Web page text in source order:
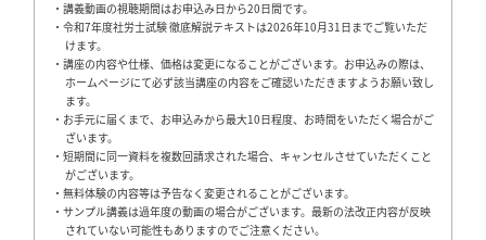
・講義動画の視聴期間はお申込み日から20日間です。
・令和7年度社労士試験 徹底解説テキストは2026年10月31日までご覧いただ
けます。
・講座の内容や仕様、価格は変更になることがございます。お申込みの際は、
ホームページにて必ず該当講座の内容をご確認いただきますようお願い致し
ます。
・お手元に届くまで、お申込みから最大10日程度、お時間をいただく場合がご
ざいます。
・短期間に同一資料を複数回請求された場合、キャンセルさせていただくこと
がございます。
・無料体験の内容等は予告なく変更されることがございます。
・サンプル講義は過年度の動画の場合がございます。最新の法改正内容が反映
されていない可能性もありますのでご注意ください。